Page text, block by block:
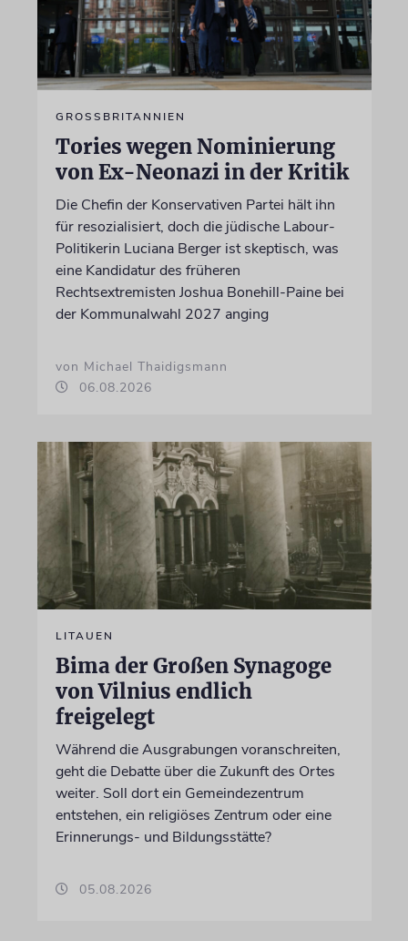
GROSSBRITANNIEN
Tories wegen Nominierung
von Ex-Neonazi in der Kritik
Die Chefin der Konservativen Partei hält ihn
für resozialisiert, doch die jüdische Labour-
Politikerin Luciana Berger ist skeptisch, was
eine Kandidatur des früheren
Rechtsextremisten Joshua Bonehill-Paine bei
der Kommunalwahl 2027 anging
von Michael Thaidigsmann
06.08.2026
LITAUEN
Bima der Großen Synagoge
von Vilnius endlich
freigelegt
Während die Ausgrabungen voranschreiten,
geht die Debatte über die Zukunft des Ortes
weiter. Soll dort ein Gemeindezentrum
entstehen, ein religiöses Zentrum oder eine
Erinnerungs- und Bildungsstätte?
05.08.2026